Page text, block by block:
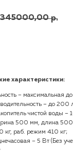
345000,00 р.
характеристики:
– максимальная
– до 200
чистой воды –
500 мм, длина
кг, раб. режим 410 кг;
– 5 Вт (Без